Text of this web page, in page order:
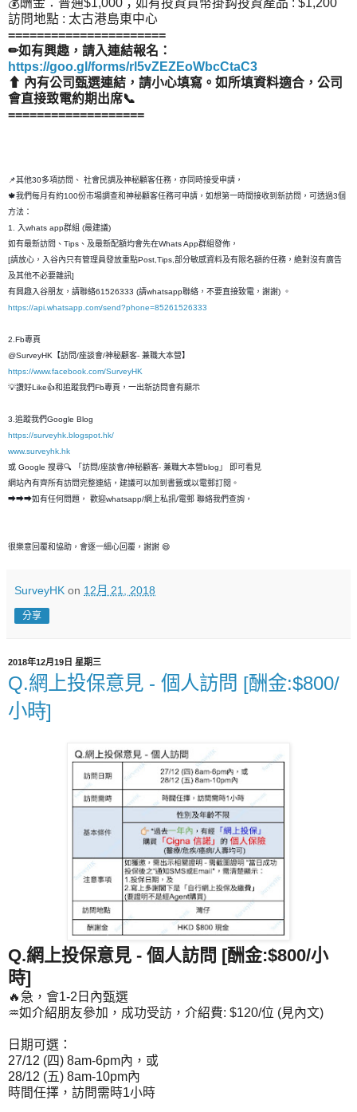
💰酬金：普通$1,000；如有投資貨幣掛鈎投資產品 : $1,200
訪問地點 : 太古港島東中心
======================
✏如有興趣，請入連結報名：
https://goo.gl/forms/rl5vZEZEoWbcCtaC3
⬆ 內有公司甄選連結，請小心填寫。如所填資料適合，公司
會直接致電約期出席📞
===================
📌其他30多項訪問、 社會民調及神秘顧客任務，亦同時接受申請，
🍁我們每月有約100份市場調查和神秘顧客任務可申請，如想第一時間接收到新訪問，可透過3個
方法：
1. 入whats app群組 (最建議)
如有最新訪問、Tips、及最新配額均會先在Whats App群組發佈，
[請放心，入谷內只有管理員發放重點Post,Tips,部分敏感資料及有限名額的任務，絶對沒有廣告
及其他不必要雜訊]
有興趣入谷朋友，請聯絡61526333 (請whatsapp聯絡，不要直接致電，謝謝) 。
https://api.whatsapp.com/send?phone=85261526333
2.Fb專頁
@SurveyHK【訪問/座談會/神秘顧客- 兼職大本營】
https://www.facebook.com/SurveyHK
💡讚好Like👍和追蹤我們Fb專頁，一出新訪問會有顯示
3.追蹤我們Google Blog
https://surveyhk.blogspot.hk/
www.surveyhk.hk
或 Google 搜尋🔍 「訪問/座談會/神秘顧客- 兼職大本營blog」 即可看見
網站內有齊所有訪問完整連結，建議可以加到書籤或以電郵訂閱。
➡➡➡如有任何問題， 歡迎whatsapp/網上私訊/電郵 聯絡我們查詢，
很樂意回覆和恊助，會逐一細心回覆，謝謝 😄
SurveyHK on 12月 21, 2018
分享
2018年12月19日 星期三
Q.網上投保意見 - 個人訪問 [酬金:$800/
小時]
Q.網上投保意見 - 個人訪問 [酬金:$800/小
時]
🔥急，會1-2日內甄選
♒如介紹朋友參加，成功受訪，介紹費: $120/位 (見內文)
日期可選：
27/12 (四) 8am-6pm內，或
28/12 (五) 8am-10pm內
時間任擇，訪問需時1小時